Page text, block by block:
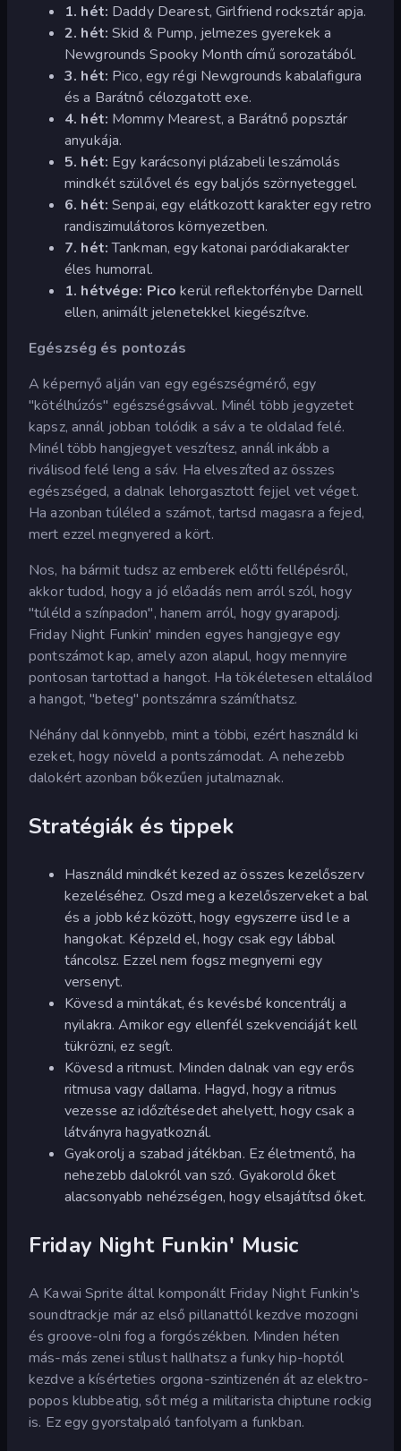
1. hét: Daddy Dearest, Girlfriend rocksztár apja.
2. hét:Skid & Pump, jelmezes gyerekek a
Newgrounds Spooky Month című sorozatából.
3. hét: Pico, egy régi Newgrounds kabalafigura
és a Barátnő célozgatott exe.
4. hét: Mommy Mearest, a Barátnő popsztár
anyukája.
5. hét: Egy karácsonyi plázabeli leszámolás
mindkét szülővel és egy baljós szörnyeteggel.
6. hét:Senpai, egy elátkozott karakter egy retro
randiszimulátoros környezetben.
7. hét:Tankman, egy katonai paródiakarakter
éles humorral.
1. hétvége: Pico kerül reflektorfénybe Darnell
ellen, animált jelenetekkel kiegészítve.
Egészség és pontozás
A képernyő alján van egy egészségmérő, egy
"kötélhúzós" egészségsávval. Minél több jegyzetet
kapsz, annál jobban tolódik a sáv a te oldalad felé.
Minél több hangjegyet veszítesz, annál inkább a
riválisod felé leng a sáv. Ha elveszíted az összes
egészséged, a dalnak lehorgasztott fejjel vet véget.
Ha azonban túléled a számot, tartsd magasra a fejed,
mert ezzel megnyered a kört.
Nos, ha bármit tudsz az emberek előtti fellépésről,
akkor tudod, hogy a jó előadás nem arról szól, hogy
"túléld a színpadon", hanem arról, hogy gyarapodj.
Friday Night Funkin' minden egyes hangjegye egy
pontszámot kap, amely azon alapul, hogy mennyire
pontosan tartottad a hangot. Ha tökéletesen eltalálod
a hangot, "beteg" pontszámra számíthatsz.
Néhány dal könnyebb, mint a többi, ezért használd ki
ezeket, hogy növeld a pontszámodat. A nehezebb
dalokért azonban bőkezűen jutalmaznak.
Stratégiák és tippek
Használd mindkét kezed az összes kezelőszerv
kezeléséhez. Oszd meg a kezelőszerveket a bal
és a jobb kéz között, hogy egyszerre üsd le a
hangokat. Képzeld el, hogy csak egy lábbal
táncolsz. Ezzel nem fogsz megnyerni egy
versenyt.
Kövesd a mintákat, és kevésbé koncentrálj a
nyilakra. Amikor egy ellenfél szekvenciáját kell
tükrözni, ez segít.
Kövesd a ritmust. Minden dalnak van egy erős
ritmusa vagy dallama. Hagyd, hogy a ritmus
vezesse az időzítésedet ahelyett, hogy csak a
látványra hagyatkoznál.
Gyakorolj a szabad játékban. Ez életmentő, ha
nehezebb dalokról van szó. Gyakorold őket
alacsonyabb nehézségen, hogy elsajátítsd őket.
Friday Night Funkin' Music
A Kawai Sprite által komponált Friday Night Funkin's
soundtrackje már az első pillanattól kezdve mozogni
és groove-olni fog a forgószékben. Minden héten
más-más zenei stílust hallhatsz a funky hip-hoptól
kezdve a kísérteties orgona-szintizenén át az elektro-
popos klubbeatig, sőt még a militarista chiptune rockig
is. Ez egy gyorstalpaló tanfolyam a funkban.